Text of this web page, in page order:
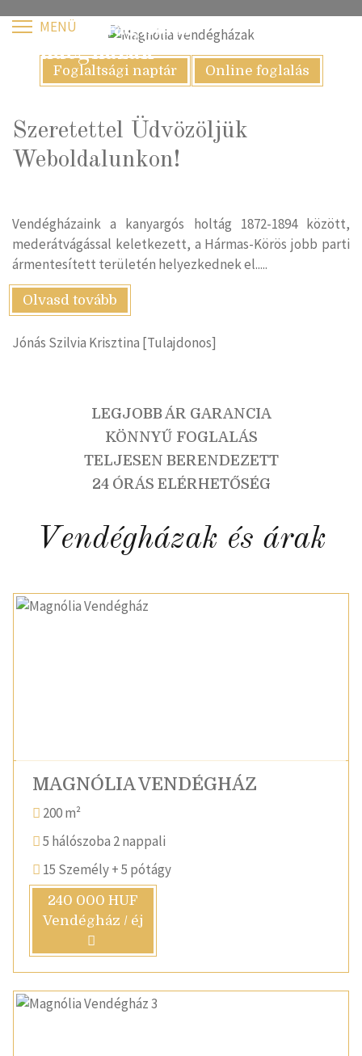
Magnólia
Vendégházak
Foglaltsági naptár Online foglalás
Szeretettel Üdvözöljük
Weboldalunkon!
Vendégházaink a kanyargós holtág 1872-1894 között,
mederátvágással keletkezett, a Hármas-Körös jobb parti
ármentesített területén helyezkednek el.....
Olvasd tovább
Jónás Szilvia Krisztina [Tulajdonos]
LEGJOBB ÁR GARANCIA
KÖNNYŰ FOGLALÁS
TELJESEN BERENDEZETT
24 ÓRÁS ELÉRHETŐSÉG
Vendégházak és árak
MAGNÓLIA VENDÉGHÁZ
200 m²
5 hálószoba 2 nappali
15 Személy + 5 pótágy
240 000 HUF
Vendégház / éj